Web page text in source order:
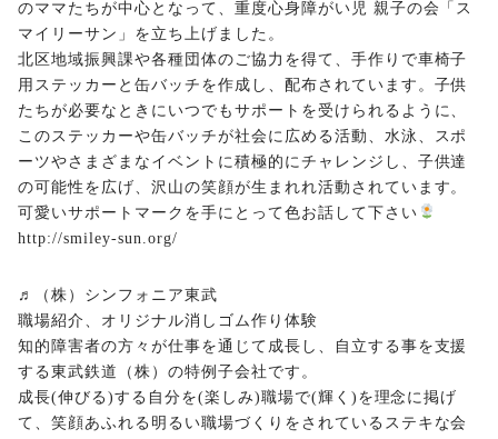
のママたちが中心となって、重度心身障がい児 親子の会「ス
マイリーサン」を立ち上げました。
北区地域振興課や各種団体のご協力を得て、手作りで車椅子
用ステッカーと缶バッチを作成し、配布されています。子供
たちが必要なときにいつでもサポートを受けられるように、
このステッカーや缶バッチが社会に広める活動、水泳、スポ
ーツやさまざまなイベントに積極的にチャレンジし、子供達
の可能性を広げ、沢山の笑顔が生まれれ活動されています。
可愛いサポートマークを手にとって色お話して下さい
http://smiley-sun.org/
♬（株）シンフォニア東武
職場紹介、オリジナル消しゴム作り体験
知的障害者の方々が仕事を通じて成長し、自立する事を支援
する東武鉄道（株）の特例子会社です。
成長(伸びる)する自分を(楽しみ)職場で(輝く)を理念に掲げ
て、笑顔あふれる明るい職場づくりをされているステキな会